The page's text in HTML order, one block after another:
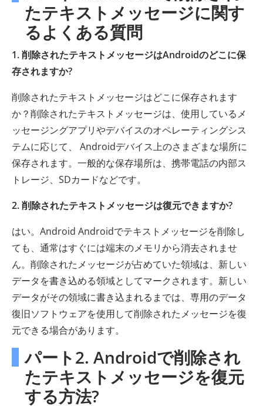
たテキストメッセージに関す
るよくある質問
1. 削除されたテキストメッセージはAndroidのどこに保
存されますか?
削除されたテキストメッセージはどこに保存されます
か？削除されたテキストメッセージは、使用しているメ
ッセージングアプリやデバイスのオペレーティングシス
テムに応じて、 Androidデバイス上のさまざまな場所に
保存されます。一般的な保存場所は、携帯電話の内部ス
トレージ、SDカードなどです。
2. 削除されたテキストメッセージは復元できますか?
はい。Android Androidでテキストメッセージを削除し
ても、通常はすぐには端末のメモリから消去されませ
ん。削除されたメッセージが占めていた領域は、新しい
データを書き込める領域としてマークされます。新しい
データがその領域に書き込まれるまでは、専用のデータ
復旧ソフトウェアを使用して削除されたメッセージを復
元できる場合があります。
パート2. Androidで削除され
たテキストメッセージを復元
する方法?